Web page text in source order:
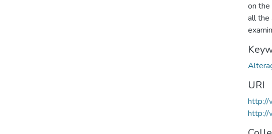
on the
all the
URI
http://
http://